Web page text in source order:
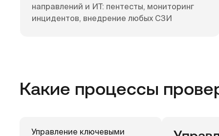
направлений и ИТ: пентесты, мониторинг
инцидентов, внедрение любых СЗИ
Какие процессы
Управление ключевыми